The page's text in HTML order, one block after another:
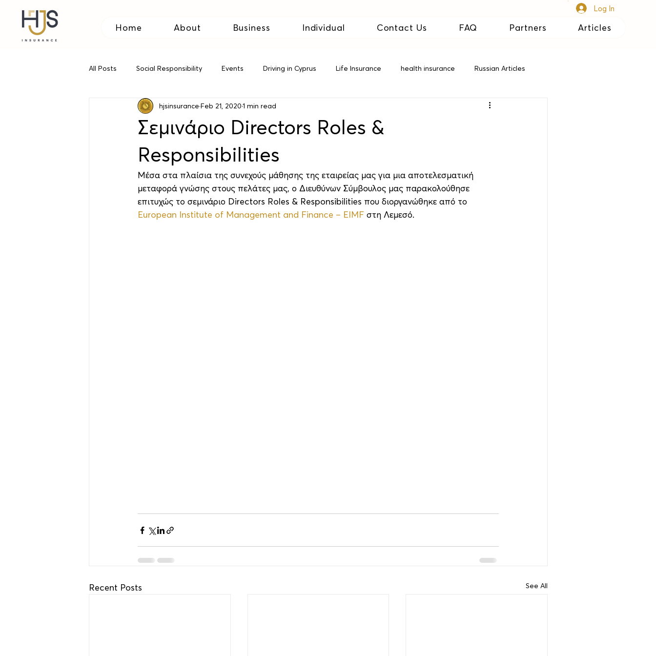
Home About Business Individual Contact Us FAQ Partners Articles
Log In
All Posts Social Responsibility Events Driving in Cyprus Life Insurance health insurance Russian Articles
Relocating to Cyprus Travel Insurance
Σεμινάριο Directors Roles &
Responsibilities
hjsinsurance Feb 21, 20201 min read
Μέσα στα πλαίσια της συνεχούς μάθησης της εταιρείας μας για μια αποτελεσματική
μεταφορά γνώσης στους πελάτες μας, ο Διευθύνων Σύμβουλος μας παρακολούθησε
επιτυχώς το σεμινάριο Directors Roles & Responsibilities που διοργανώθηκε από το
European Institute of Management and Finance – EIMF στη Λεμεσό.
Recent Posts See All